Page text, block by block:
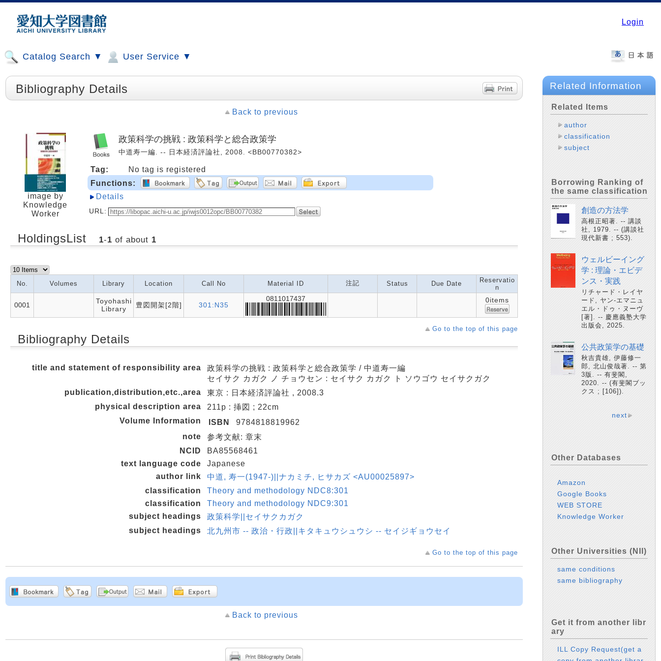
Login
Catalog Search ▼ User Service ▼
Bibliography Details
Back to previous
image by
Knowledge
Worker
政策科学の挑戦 : 政策科学と総合政策学
中道寿一編. -- 日本経済評論社, 2008. <BB00770382>
Tag:
No tag is registered
Functions:
Details
URL:
HoldingsList 1-1 of about 1
No. Volumes Library Location Call No Material ID 注記 Status Due Date
Reservatio
n
0001
Toyohashi
Library
豊図開架[2階] 301:N35
0811017437 0items
Go to the top of this page
Bibliography Details
title and statement of responsibility area
政策科学の挑戦 : 政策科学と総合政策学 / 中道寿一編
セイサク カガク ノ チョウセン : セイサク カガク ト ソウゴウ セイサクガク
publication,distribution,etc.,area
東京 : 日本経済評論社 , 2008.3
physical description area
211p : 挿図 ; 22cm
Volume Information
ISBN
9784818819962
note
参考文献: 章末
NCID
BA85568461
text language code
Japanese
author link
中道, 寿一(1947-)||ナカミチ, ヒサカズ <AU00025897>
classification
Theory and methodology NDC8:301
classification
Theory and methodology NDC9:301
subject headings
政策科学||セイサクカガク
subject headings
北九州市 -- 政治・行政||キタキュウシュウシ -- セイジギョウセイ
Go to the top of this page
Back to previous
Related Information
Related Items
author
classification
subject
Borrowing Ranking of
the same classification
創造の方法学
高根正昭著. -- 講談
社, 1979. -- (講談社
現代新書 ; 553).
ウェルビーイング
学 : 理論・エビデ
ンス・実践
リチャード・レイヤ
ード, ヤン-エマニュ
エル・ドゥ・ヌーヴ
[著]. -- 慶應義塾大学
出版会, 2025.
公共政策学の基礎
秋吉貴雄, 伊藤修一
郎, 北山俊哉著. -- 第
3版. -- 有斐閣,
2020. -- (有斐閣ブッ
クス ; [106]).
next
Other Databases
Amazon
Google Books
WEB STORE
Knowledge Worker
Other Universities (NII)
same conditions
same bibliography
Get it from another libr
ary
ILL Copy Request(get a